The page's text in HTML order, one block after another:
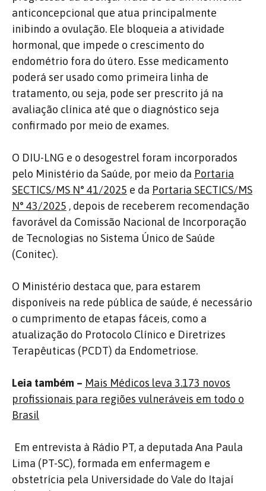
anticoncepcional que atua principalmente
inibindo a ovulação. Ele bloqueia a atividade
hormonal, que impede o crescimento do
endométrio fora do útero. Esse medicamento
poderá ser usado como primeira linha de
tratamento, ou seja, pode ser prescrito já na
avaliação clínica até que o diagnóstico seja
confirmado por meio de exames.
O DIU-LNG e o desogestrel foram incorporados
pelo Ministério da Saúde, por meio da Portaria
SECTICS/MS N° 41/2025 e da Portaria SECTICS/MS
N° 43/2025 , depois de receberem recomendação
favorável da Comissão Nacional de Incorporação
de Tecnologias no Sistema Único de Saúde
(Conitec).
O Ministério destaca que, para estarem
disponíveis na rede pública de saúde, é necessário
o cumprimento de etapas fáceis, como a
atualização do Protocolo Clínico e Diretrizes
Terapêuticas (PCDT) da Endometriose.
Leia também – Mais Médicos leva 3.173 novos
profissionais para regiões vulneráveis em todo o
Brasil
Em entrevista à Rádio PT, a deputada Ana Paula
Lima (PT-SC), formada em enfermagem e
obstetrícia pela Universidade do Vale do Itajaí